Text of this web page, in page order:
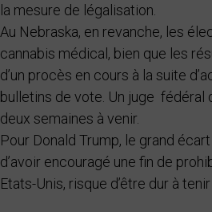
la mesure de légalisation.
Au Nebraska, en revanche, les
cannabis médical, bien que les
d’un procès en cours à la suite
bulletins de vote. Un juge
deux semaines à venir.
Pour Donald Trump, le grand
d’avoir encouragé une fin de
Etats-Unis, risque d’être dur à